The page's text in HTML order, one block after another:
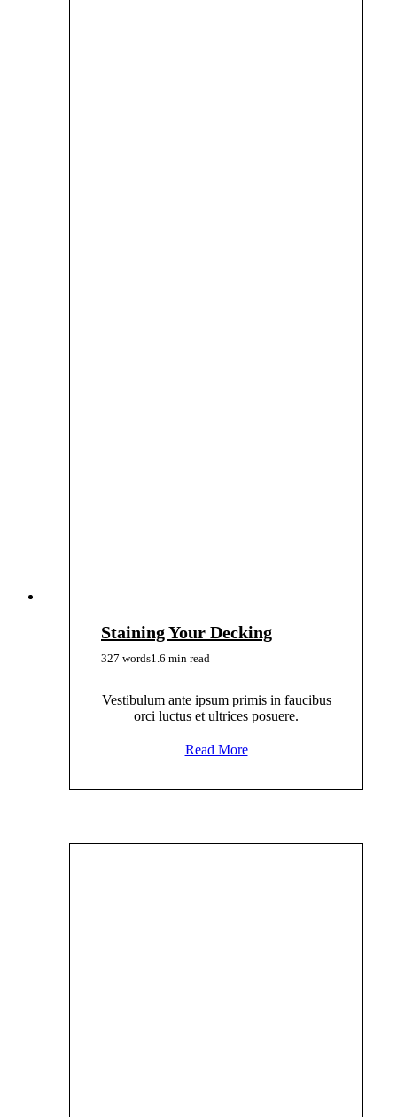
Staining Your Decking
327 words1.6 min read
Vestibulum ante ipsum primis in faucibus
orci luctus et ultrices posuere.
Read More